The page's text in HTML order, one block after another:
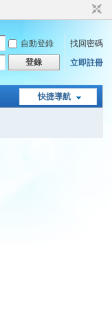
自動登錄
找回密碼
登錄 立即註冊
快捷導航